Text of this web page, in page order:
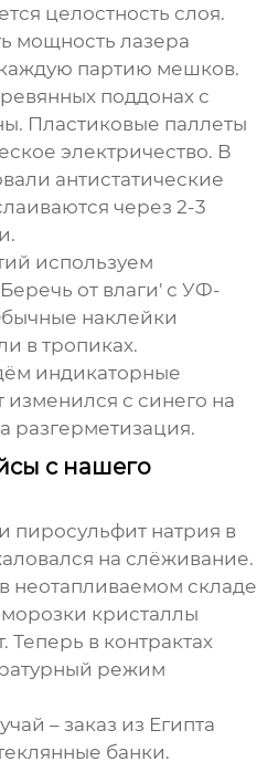
целостность слоя.
мощность лазера
партию мешков.
поддонах с
Пластиковые паллеты
электричество. В
антистатические
через 2-3
используем
от влаги' с УФ-
наклейки
в тропиках.
индикаторные
изменился с синего на
разгерметизация.
с нашего
пиросульфит натрия в
на слёживание.
неотапливаемом складе
кристаллы
Теперь в контрактах
режим
– заказ из Египта
банки.